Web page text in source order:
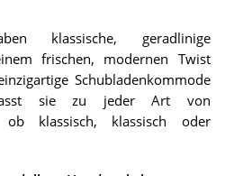
klassische, geradlinige
frischen, modernen Twist
Schubladenkommode
sie zu jeder Art von
klassisch, klassisch oder